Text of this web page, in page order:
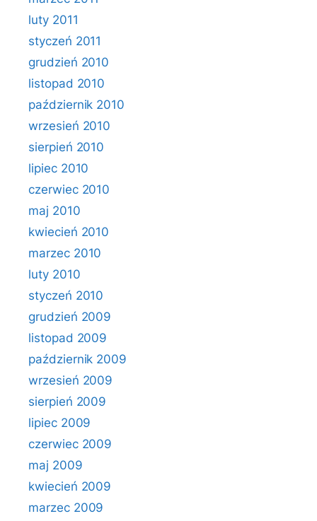
luty 2011
styczeń 2011
grudzień 2010
listopad 2010
październik 2010
wrzesień 2010
sierpień 2010
lipiec 2010
czerwiec 2010
maj 2010
kwiecień 2010
marzec 2010
luty 2010
styczeń 2010
grudzień 2009
listopad 2009
październik 2009
wrzesień 2009
sierpień 2009
lipiec 2009
czerwiec 2009
maj 2009
kwiecień 2009
marzec 2009